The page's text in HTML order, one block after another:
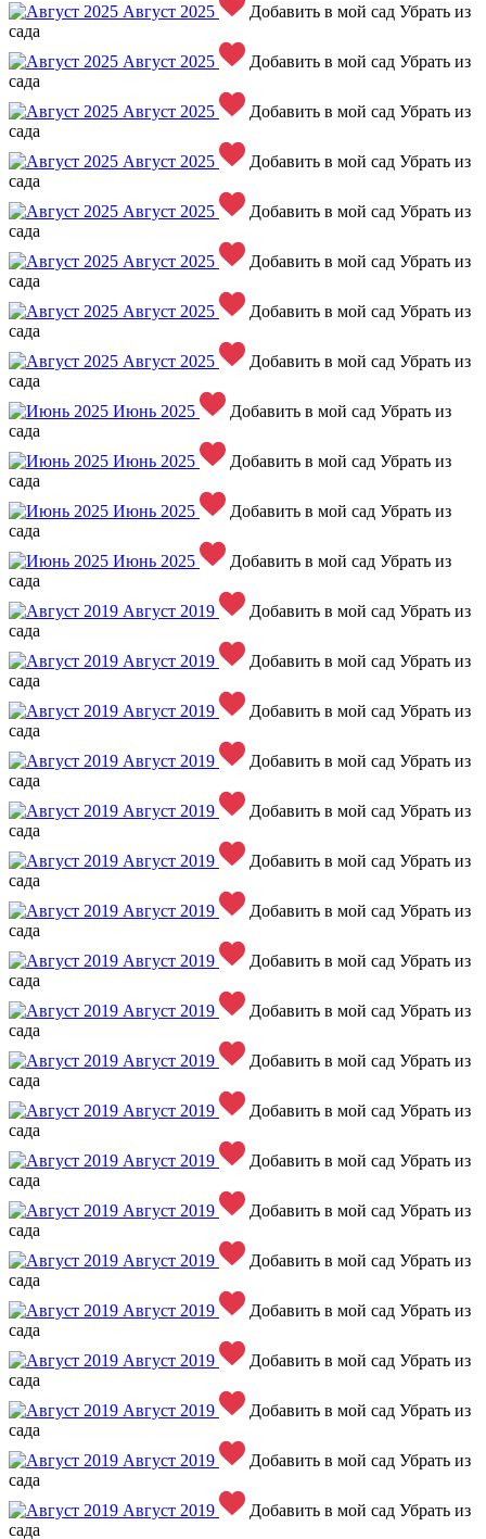
Август 2025
Добавить в мой сад Убрать из
сада
Август 2025
Добавить в мой сад Убрать из
сада
Август 2025
Добавить в мой сад Убрать из
сада
Август 2025
Добавить в мой сад Убрать из
сада
Август 2025
Добавить в мой сад Убрать из
сада
Август 2025
Добавить в мой сад Убрать из
сада
Август 2025
Добавить в мой сад Убрать из
сада
Август 2025
Добавить в мой сад Убрать из
сада
Июнь 2025
Добавить в мой сад Убрать из
сада
Июнь 2025
Добавить в мой сад Убрать из
сада
Июнь 2025
Добавить в мой сад Убрать из
сада
Июнь 2025
Добавить в мой сад Убрать из
сада
Август 2019
Добавить в мой сад Убрать из
сада
Август 2019
Добавить в мой сад Убрать из
сада
Август 2019
Добавить в мой сад Убрать из
сада
Август 2019
Добавить в мой сад Убрать из
сада
Август 2019
Добавить в мой сад Убрать из
сада
Август 2019
Добавить в мой сад Убрать из
сада
Август 2019
Добавить в мой сад Убрать из
сада
Август 2019
Добавить в мой сад Убрать из
сада
Август 2019
Добавить в мой сад Убрать из
сада
Август 2019
Добавить в мой сад Убрать из
сада
Август 2019
Добавить в мой сад Убрать из
сада
Август 2019
Добавить в мой сад Убрать из
сада
Август 2019
Добавить в мой сад Убрать из
сада
Август 2019
Добавить в мой сад Убрать из
сада
Август 2019
Добавить в мой сад Убрать из
сада
Август 2019
Добавить в мой сад Убрать из
сада
Август 2019
Добавить в мой сад Убрать из
сада
Август 2019
Добавить в мой сад Убрать из
сада
Август 2019
Добавить в мой сад Убрать из
сада